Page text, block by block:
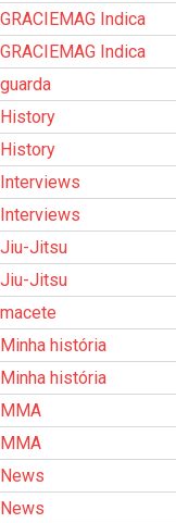
GRACIEMAG Indica
GRACIEMAG Indica
guarda
History
History
Interviews
Interviews
Jiu-Jitsu
Jiu-Jitsu
macete
Minha história
Minha história
MMA
MMA
News
News